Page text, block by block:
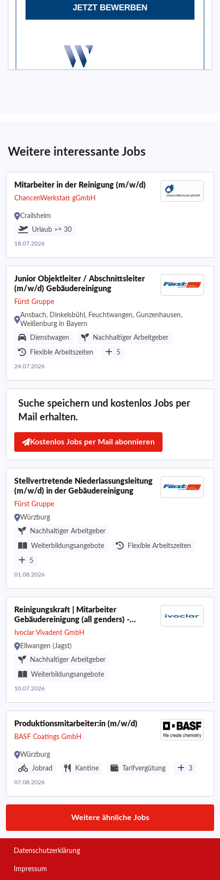
Weitere interessante Jobs
Mitarbeiter in der Reinigung (m/w/d)
ChancenWerkstatt gGmbH
Crailsheim
Urlaub >= 30
18.07.2026
Junior Objektleiter / Abschnittsleiter
(m/w/d) Gebäudereinigung
Fürst Gruppe
Ansbach, Dinkelsbühl, Feuchtwangen, Gunzenhausen,
Weißenburg in Bayern
Dienstwagen
Nachhaltiger Arbeitgeber
Flexible Arbeitszeiten 5
24.07.2026
Suche speichern und kostenlos Jobs per
Mail erhalten.
Kostenlos Jobs per Mail abonnieren
Stellvertretende Niederlassungsleitung
(m/w/d) in der Gebäudereinigung
Fürst Gruppe
Würzburg
Nachhaltiger Arbeitgeber
Weiterbildungsangebote Flexible Arbeitszeiten
5
01.08.2026
Reinigungskraft | Mitarbeiter
Gebäudereinigung (all genders) -
Minijob/Teilzeit
Ivoclar Vivadent GmbH
Ellwangen (Jagst)
Nachhaltiger Arbeitgeber
Weiterbildungsangebote
10.07.2026
Produktionsmitarbeiter:in (m/w/d)
BASF Coatings GmbH
Würzburg
Jobrad
Kantine Tarifvergütung 3
07.08.2026
Weitere ähnliche Jobs
Datenschutzerklärung
Impressum